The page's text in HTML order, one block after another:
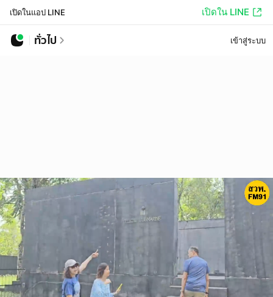
เปิดในแอป LINE เปิดใน LINE
ทั่วไป เข้าสู่ระบบ